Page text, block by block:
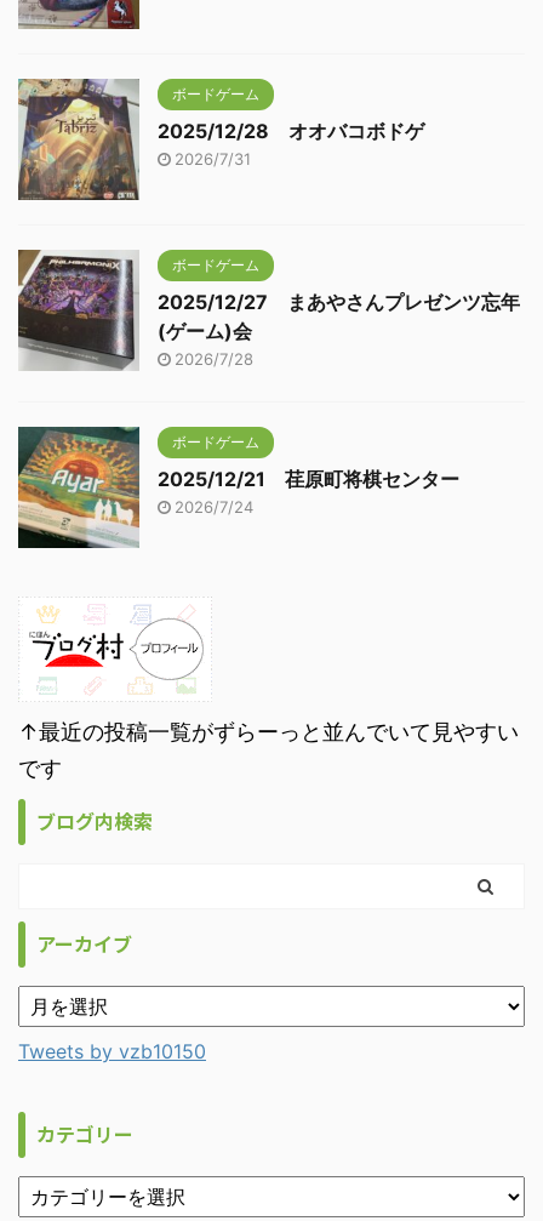
ボードゲーム
2025/12/28 オオバコボドゲ
2026/7/31
ボードゲーム
2025/12/27 まあやさんプレゼンツ忘年
(ゲーム)会
2026/7/28
ボードゲーム
2025/12/21 荏原町将棋センター
2026/7/24
↑最近の投稿一覧がずらーっと並んでいて見やすい
です
ブログ内検索
アーカイブ
Tweets by vzb10150
カテゴリー